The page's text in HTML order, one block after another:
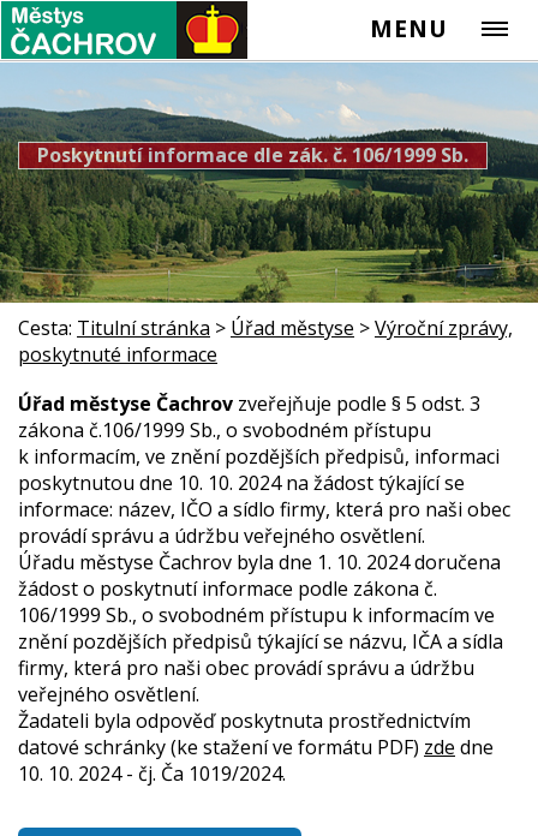
MENU
Poskytnutí informace dle zák. č. 106/1999 Sb.
Cesta: Titulní stránka > Úřad městyse >Výroční zprávy,
poskytnuté informace
Úřad městyse Čachrov zveřejňuje podle § 5 odst. 3
zákona č.106/1999 Sb., o svobodném přístupu
k informacím, ve znění pozdějších předpisů, informaci
poskytnutou dne 10. 10. 2024 na žádost týkající se
informace: název, IČO a sídlo firmy, která pro naši obec
provádí správu a údržbu veřejného osvětlení.
Úřadu městyse Čachrov byla dne 1. 10. 2024 doručena
žádost o poskytnutí informace podle zákona č.
106/1999 Sb., o svobodném přístupu k informacím ve
znění pozdějších předpisů týkající se názvu, IČA a sídla
firmy, která pro naši obec provádí správu a údržbu
veřejného osvětlení.
Žadateli byla odpověď poskytnuta prostřednictvím
datové schránky (ke stažení ve formátu PDF) zde dne
10. 10. 2024 - čj. Ča 1019/2024.